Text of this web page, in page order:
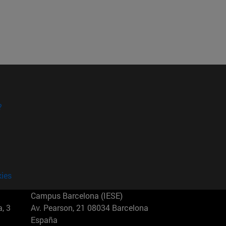
3
Campus Barcelona (IESE)
Av. Pearson, 21 08034 Barcelona
España